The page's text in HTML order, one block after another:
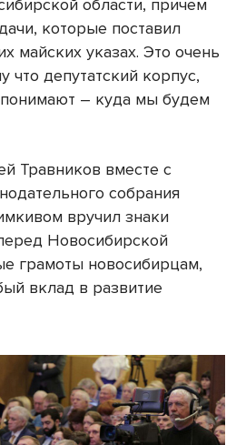
области, причем
которые поставил
майских указах. Это очень
что депутатский корпус,
– куда мы будем
Травников вместе с
собрания
вручил знаки
Новосибирской
грамоты новосибирцам,
вклад в развитие